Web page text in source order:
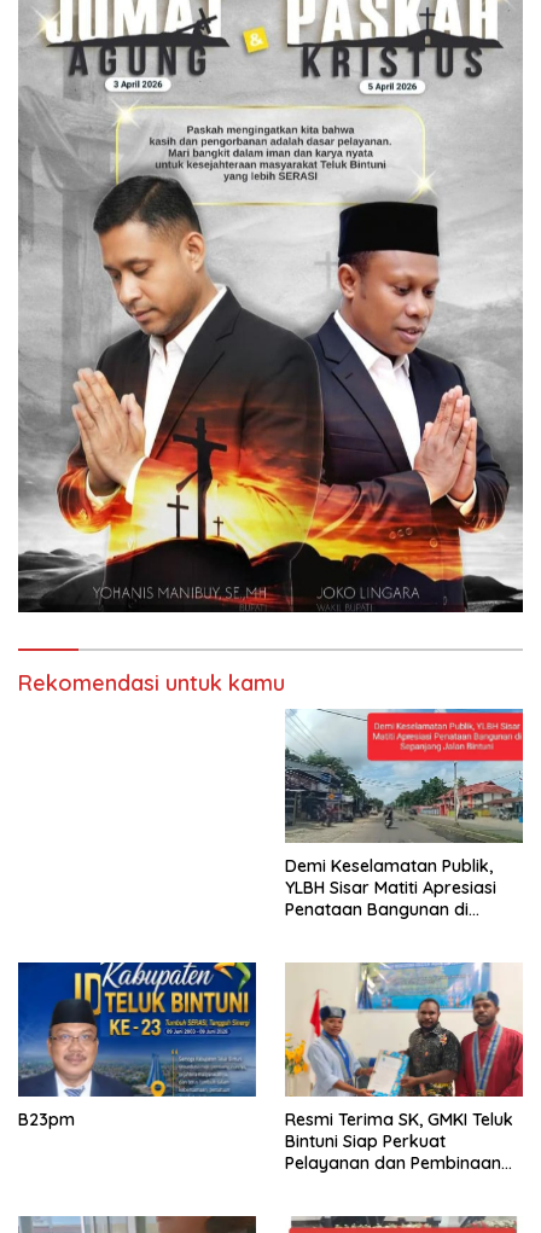
Rekomendasi untuk kamu
Demi Keselamatan Publik,
YLBH Sisar Matiti Apresiasi
Penataan Bangunan di
B23pm
Resmi Terima SK, GMKI Teluk
Bintuni Siap Perkuat
Pelayanan dan Pembinaan